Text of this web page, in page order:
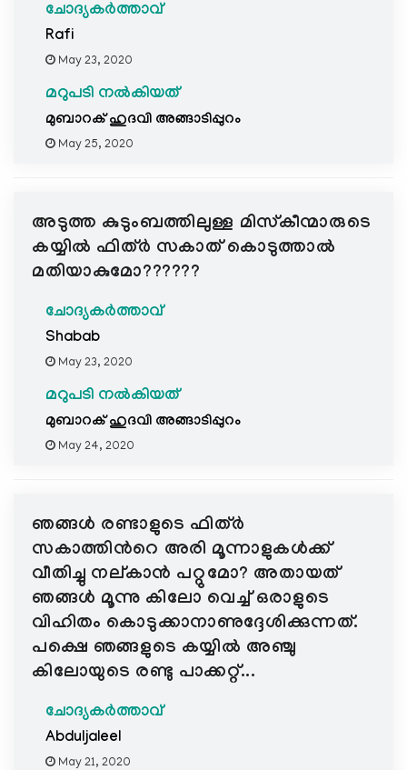
ചോദ്യകർത്താവ്
Rafi
May 23, 2020
മറുപടി നൽകിയത്
മുബാറക് ഹുദവി അങ്ങാടിപ്പുറം
May 25, 2020
അടുത്ത കുടുംബത്തിലുള്ള മിസ്കീന്മാരുടെ
കയ്യിൽ ഫിത്ർ സകാത് കൊടുത്താൽ
മതിയാകുമോ??????
ചോദ്യകർത്താവ്
Shabab
May 23, 2020
മറുപടി നൽകിയത്
മുബാറക് ഹുദവി അങ്ങാടിപ്പുറം
May 24, 2020
ഞങ്ങൾ രണ്ടാളുടെ ഫിത്ർ
സകാത്തിന്‍റെ അരി മൂന്നാളുകൾക്ക്
വീതിച്ചു നല്കാൻ പറ്റുമോ? അതായത്
ഞങ്ങൾ മൂന്നു കിലോ വെച്ച് ഒരാളുടെ
വിഹിതം കൊടുക്കാനാണുദ്ദേശിക്കുന്നത്.
പക്ഷെ ഞങ്ങളുടെ കയ്യിൽ അഞ്ചു
കിലോയുടെ രണ്ടു പാക്കറ്റ്...
ചോദ്യകർത്താവ്
Abduljaleel
May 21, 2020